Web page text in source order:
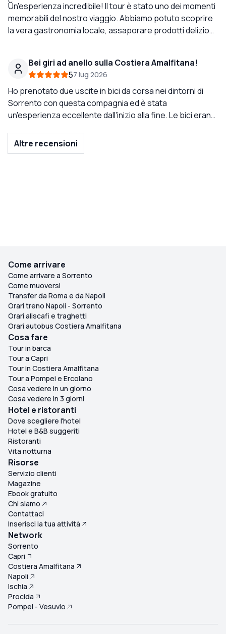
Un'esperienza incredibile! Il tour è stato uno dei momenti
memorabili del nostro viaggio. Abbiamo potuto scoprire
la vera gastronomia locale, assaporare prodotti deliziosi
stata molto gentile, disponibile e divertente. Ci ha fatto
sentire al sicuro durante tutto il percorso. Le sue
spiegazioni, raccomandazioni ed entusiasmo hanno
reso ogni fermata speciale. Raccomando questo tour al
100% a chiunque visiti Sorrento e voglia godere della vera
indimenticabile!
Bei giri ad anello sulla Costiera Amalfitana!
57 lug 2026
Ho prenotato due uscite in bici da corsa nei dintorni di
Sorrento con questa compagnia ed è stata
un'esperienza eccellente dall'inizio alla fine. Le bici erano
organizzato molto bene. Pedalare la mattina presto è
stata la scelta perfetta, con strade più tranquille e viste
Altre recensioni
Come arrivare
Come arrivare a Sorrento
Come muoversi
Transfer da Roma e da Napoli
Orari treno Napoli - Sorrento
Orari aliscafi e traghetti
Orari autobus Costiera Amalfitana
Cosa fare
Tour in barca
Tour a Capri
Tour in Costiera Amalfitana
Tour a Pompei e Ercolano
Cosa vedere in un giorno
Cosa vedere in 3 giorni
Hotel e ristoranti
Dove scegliere l'hotel
Hotel e B&B suggeriti
Ristoranti
Vita notturna
Risorse
Servizio clienti
Magazine
Ebook gratuito
Chi siamo
Contattaci
Inserisci la tua attività
Network
Sorrento
Capri
Costiera Amalfitana
Napoli
Ischia
Procida
Pompei - Vesuvio